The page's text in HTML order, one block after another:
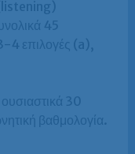
(listening)
45
4 επιλογές (a),
30
βαθμολογία.